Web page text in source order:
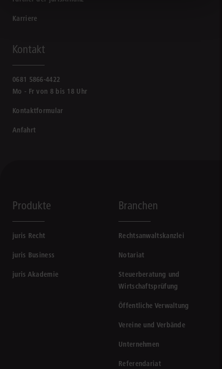
Karriere
Kontakt
0681 5866-4422
Mo - Fr von 8 bis 18 Uhr
Kontaktformular
Anfahrt
Produkte
juris Recht
juris Business
juris Akademie
Branchen
Rechtsanwaltskanzlei
Notariat
Steuerberatung und
Wirtschaftsprüfung
Öffentliche Verwaltung
Vereine und Verbände
Unternehmen
Referendariat